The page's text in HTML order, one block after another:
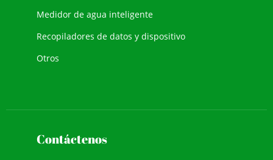
Medidor de agua inteligente
Recopiladores de datos y dispositivo
Otros
Contáctenos